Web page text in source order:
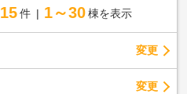
15 件 1～30 棟を表示
変更
変更